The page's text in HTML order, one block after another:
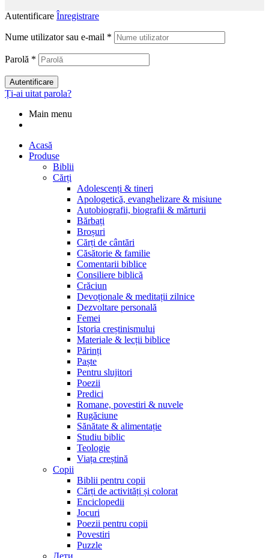
Autentificare Înregistrare
Nume utilizator sau e-mail *
Parolă *
Autentificare
Ți-ai uitat parola?
Main menu
Acasă
Produse
Biblii
Cărți
Adolescenți & tineri
Apologetică, evanghelizare & misiune
Autobiografii, biografii & mărturii
Bărbați
Broșuri
Cărți de cântări
Căsătorie & familie
Comentarii biblice
Consiliere biblică
Crăciun
Devoționale & meditații zilnice
Dezvoltare personală
Femei
Istoria creștinismului
Materiale & lecții biblice
Părinți
Paște
Pentru slujitori
Poezii
Predici
Romane, povestiri & nuvele
Rugăciune
Sănătate & alimentație
Studiu biblic
Teologie
Viața creștină
Copii
Biblii pentru copii
Cărți de activități și colorat
Enciclopedii
Jocuri
Poezii pentru copii
Povestiri
Puzzle